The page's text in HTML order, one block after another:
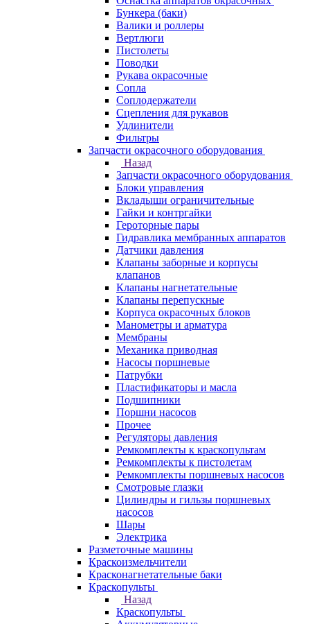
Бункера (баки)
Валики и роллеры
Вертлюги
Пистолеты
Поводки
Рукава окрасочные
Сопла
Соплодержатели
Сцепления для рукавов
Удлинители
Фильтры
Запчасти окрасочного оборудования
Назад
Запчасти окрасочного оборудования
Блоки управления
Вкладыши ограничительные
Гайки и контргайки
Героторные пары
Гидравлика мембранных аппаратов
Датчики давления
Клапаны заборные и корпусы
клапанов
Клапаны нагнетательные
Клапаны перепускные
Корпуса окрасочных блоков
Манометры и арматура
Мембраны
Механика приводная
Насосы поршневые
Патрубки
Пластификаторы и масла
Подшипники
Поршни насосов
Прочее
Регуляторы давления
Ремкомплекты к краскопультам
Ремкомплекты к пистолетам
Ремкомплекты поршневых насосов
Смотровые глазки
Цилиндры и гильзы поршневых
насосов
Шары
Электрика
Разметочные машины
Краскоизмельчители
Красконагнетательные баки
Краскопульты
Назад
Краскопульты